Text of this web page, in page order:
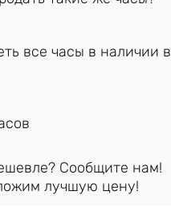
все часы в наличии в
Сообщите нам!
лучшую цену!